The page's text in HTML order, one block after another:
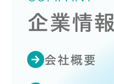
企業情報
会社概要